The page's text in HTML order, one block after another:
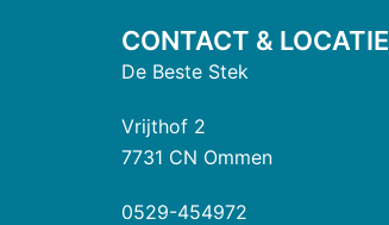
CONTACT & LOCATIE
De Beste Stek
Vrijthof 2
7731 CN Ommen
0529-454972